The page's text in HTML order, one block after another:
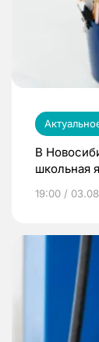
В
школьная
19:00 /